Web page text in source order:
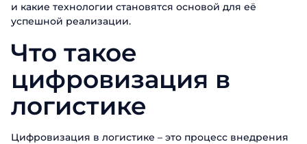
и какие технологии становятся основой для её
успешной реализации.
Что такое
цифровизация в
логистике
Цифровизация в логистике – это процесс внедрения